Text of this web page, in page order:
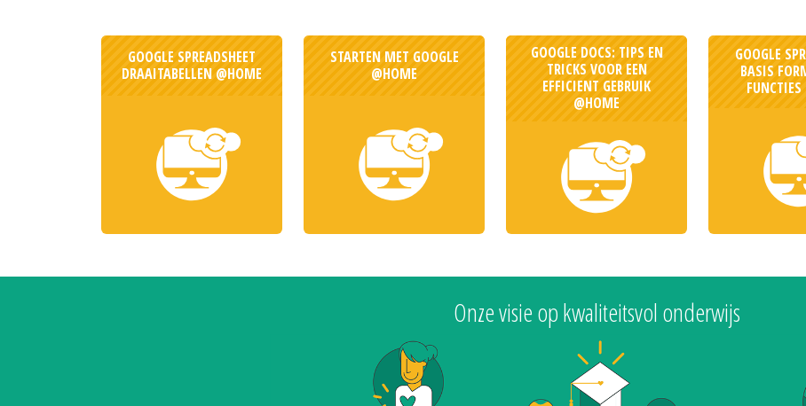
GOOGLE SPREADSHEET
DRAAITABELLEN @HOME
STARTEN MET GOOGLE
@HOME
GOOGLE DOCS: TIPS EN
TRICKS VOOR EEN
EFFICIENT GEBRUIK
@HOME
GOOGLE
BASIS
Onze visie op kwaliteitsvol onderwijs